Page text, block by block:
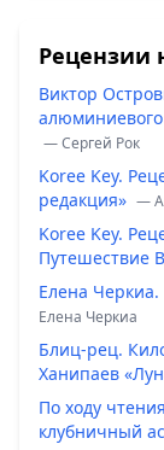
Рецензии
Виктор
— Сергей Рок
Koree Key.
редакция» —
Koree Key.
Путешествие
Елена
Елена Черкиа
Блиц-рец.
Ханипаев
По ходу
клубничный